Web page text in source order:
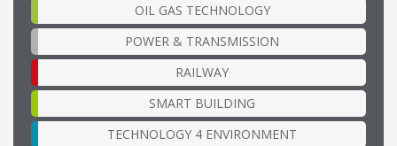
OIL GAS TECHNOLOGY
POWER & TRANSMISSION
RAILWAY
SMART BUILDING
TECHNOLOGY 4 ENVIRONMENT